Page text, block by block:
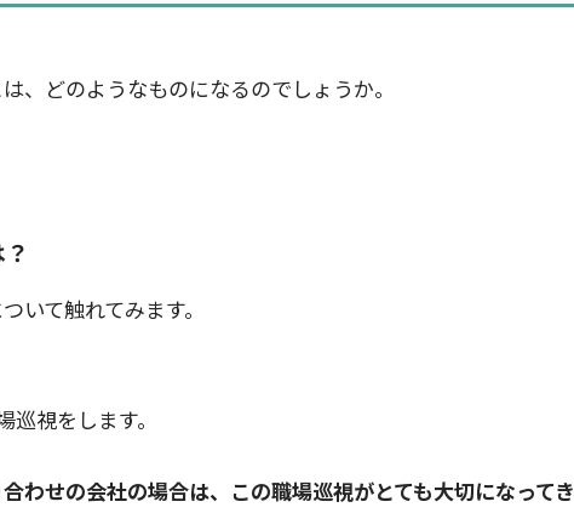
、どのようなものになるのでしょうか。
いて触れてみます。
視をします。
わせの会社の場合は、この職場巡視がとても大切になってき